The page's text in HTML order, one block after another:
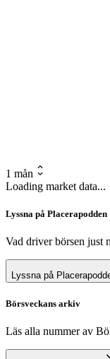
1 mån
Loading market data...
Lyssna på Placerapodden
Vad driver börsen just
Lyssna på
Börsveckans arkiv
Läs alla nummer av